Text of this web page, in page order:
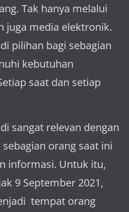
Tak hanya melalui
juga media elektronik.
pilihan bagi sebagian
kebutuhan
saat dan setiap
sangat relevan dengan
orang saat ini
informasi. Untuk itu,
9 September 2021,
tem­pat orang